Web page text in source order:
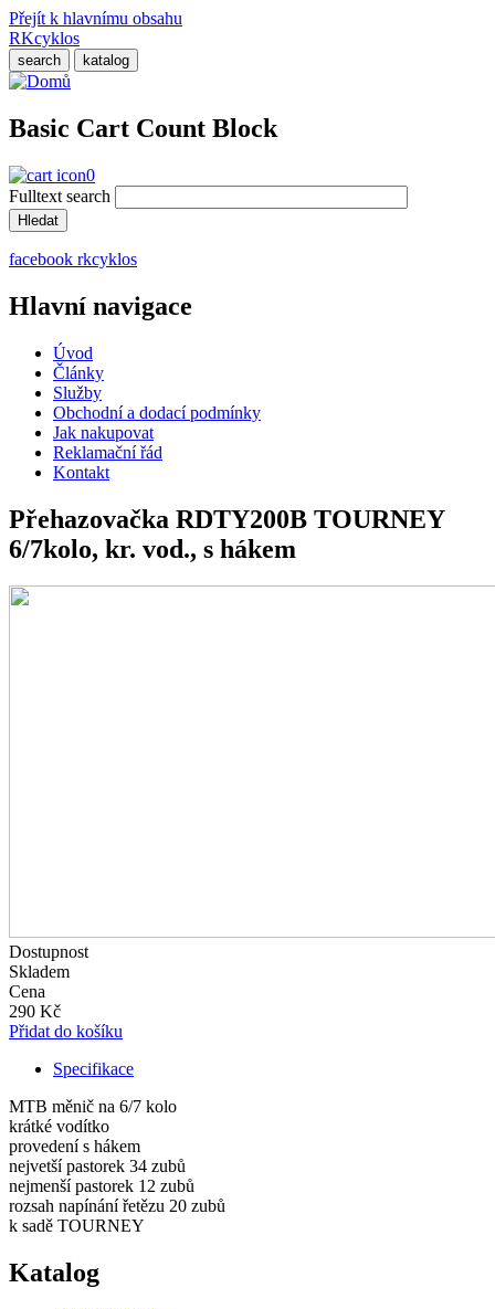
Přejít k hlavnímu obsahu
RKcyklos
search katalog
Basic Cart Count Block
0
Fulltext search
facebook rkcyklos
Hlavní navigace
Úvod
Články
Služby
Obchodní a dodací podmínky
Jak nakupovat
Reklamační řád
Kontakt
Přehazovačka RDTY200B TOURNEY
6/7kolo, kr. vod., s hákem
Dostupnost
Skladem
Cena
290 Kč
Přidat do košíku
Specifikace
MTB měnič na 6/7 kolo
krátké vodítko
provedení s hákem
nejvetší pastorek 34 zubů
nejmenší pastorek 12 zubů
rozsah napínání řetězu 20 zubů
k sadě TOURNEY
Katalog